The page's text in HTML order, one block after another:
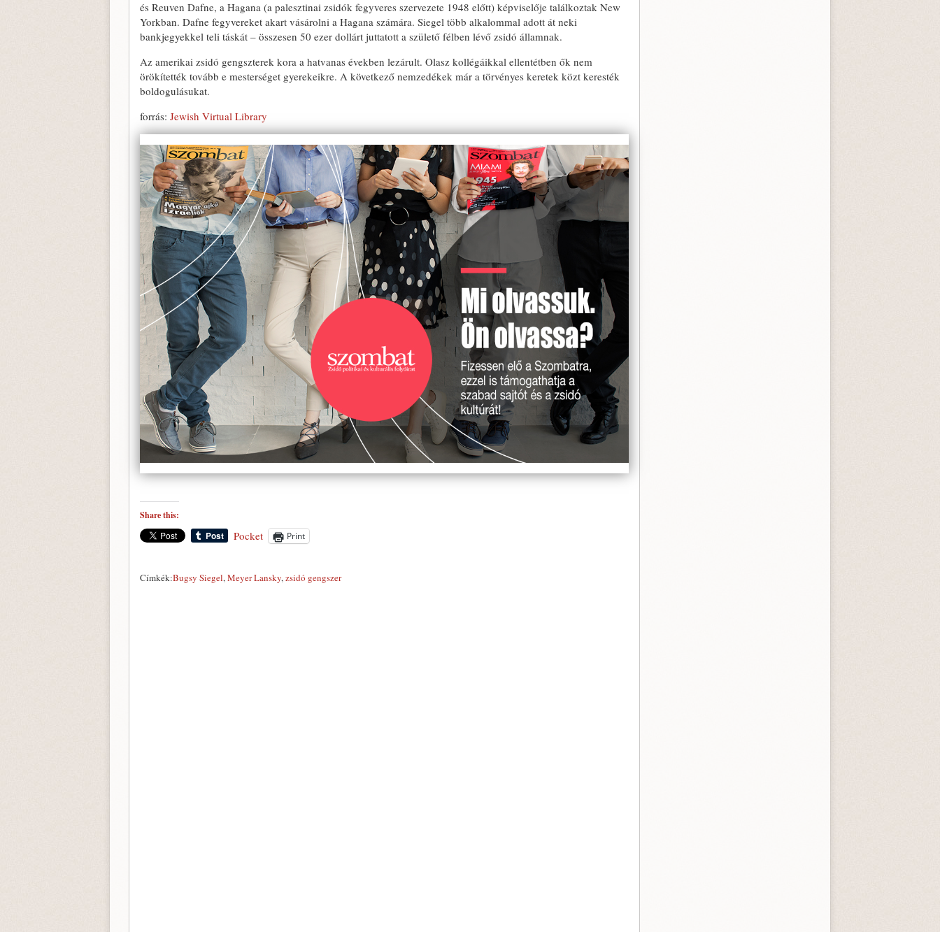
és Reuven Dafne, a Hagana (a palesztinai zsidók fegyveres szervezete 1948 előtt) képviselője találkoztak New
Yorkban. Dafne fegyvereket akart vásárolni a Hagana számára. Siegel több alkalommal adott át neki
bankjegyekkel teli táskát – összesen 50 ezer dollárt juttatott a születő félben lévő zsidó államnak.
Az amerikai zsidó gengszterek kora a hatvanas években lezárult. Olasz kollégáikkal ellentétben ők nem
örökítették tovább e mesterséget gyerekeikre. A következő nemzedékek már a törvényes keretek közt keresték
boldogulásukat.
forrás: Jewish Virtual Library
Share this:
Pocket Print
Címkék:Bugsy Siegel,Meyer Lansky,zsidó gengszer